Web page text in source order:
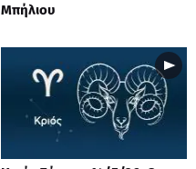
Μπήλιου